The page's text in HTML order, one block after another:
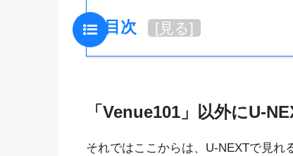
目次 [見る]
「Venue101」以外にU-
それではここからは、U-NEXTで見れ